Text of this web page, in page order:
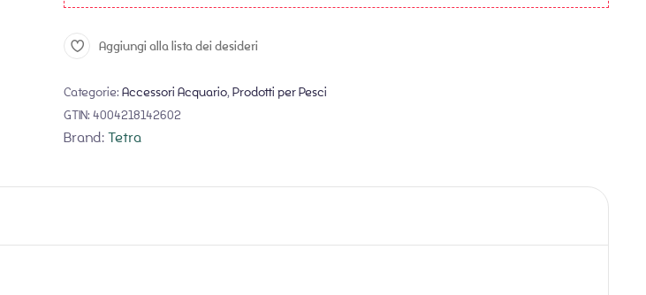
Aggiungi alla lista dei desideri
Categorie: Accessori Acquario, Prodotti per Pesci
GTIN: 4004218142602
Brand:Tetra